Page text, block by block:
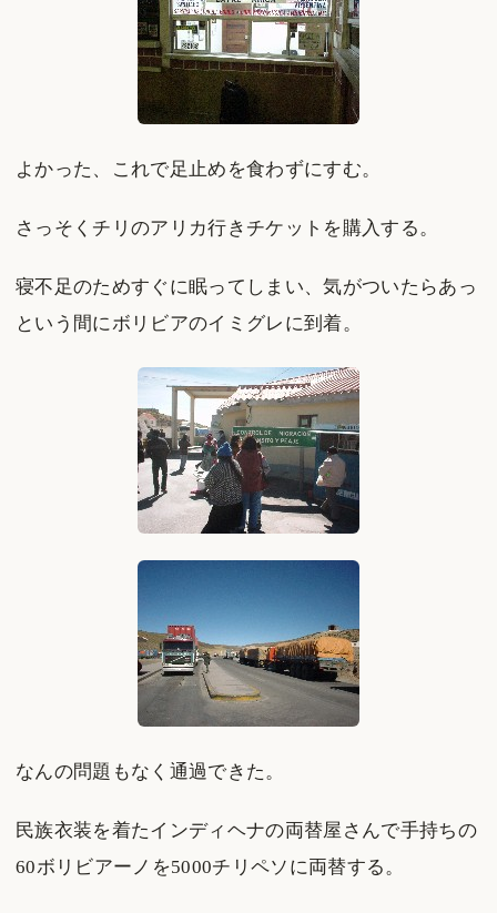
よかった、これで足止めを食わずにすむ。
さっそくチリのアリカ行きチケットを購入する。
寝不足のためすぐに眠ってしまい、気がついたらあっ
という間にボリビアのイミグレに到着。
なんの問題もなく通過できた。
民族衣装を着たインディヘナの両替屋さんで手持ちの
60ボリビアーノを5000チリペソに両替する。